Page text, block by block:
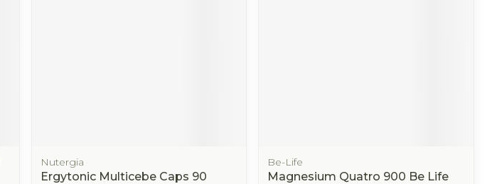
Nutergia
Ergytonic Multicebe Caps 90
Be-Life
Magnesium Quatro 900 Be Life